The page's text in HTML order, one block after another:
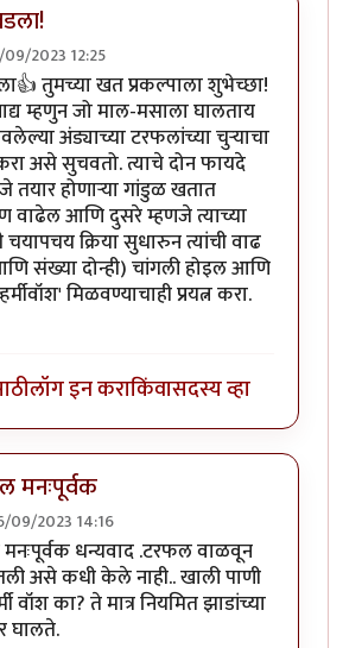
09/2023 12:25
तुमच्या खत प्रकल्पाला शुभेच्छा!
म्हणुन जो माल-मसाला घालताय
अंड्याच्या टरफलांच्या चुऱ्याचा
असे सुचवतो. त्याचे दोन फायदे
तयार होणाऱ्या गांडुळ खतात
वाढेल आणि दुसरे म्हणजे त्याच्या
क्रिया सुधारुन त्यांची वाढ
संख्या दोन्ही) चांगली होइल आणि
मिळवण्याचाही प्रयत्न करा.
लॉग इन कराकिंवासदस्य व्हा
मनःपूर्वक
09/2023 14:16
लेख, आवडला!byटर्मीनेटर
मनःपूर्वक धन्यवाद .टरफल वाळवून
असे कधी केले नाही.. खाली पाणी
वॉश का? ते मात्र नियमित झाडांच्या
घालते.